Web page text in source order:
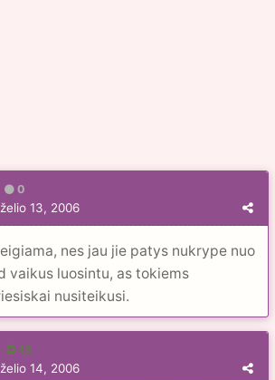
0
13, 2006
nes jau jie patys nukrype nuo
vaikus luosintu, as tokiems
nusiteikusi.
13
14, 2006